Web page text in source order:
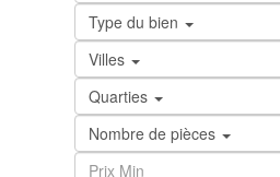
Type du bien
Villes
Quarties
Nombre de pièces